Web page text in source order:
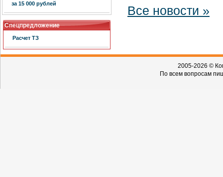
за 15 000 рублей
Спецпредложение
Расчет ТЗ
Все новости »
2005-2026 ©
По всем вопросам